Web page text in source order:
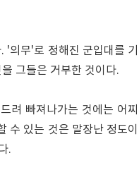
'의무'로 정해진 군입대를 기
그들은 거부한 것이다.
려 빠져나가는 것에는 어찌
수 있는 것은 말장난 정도이
.